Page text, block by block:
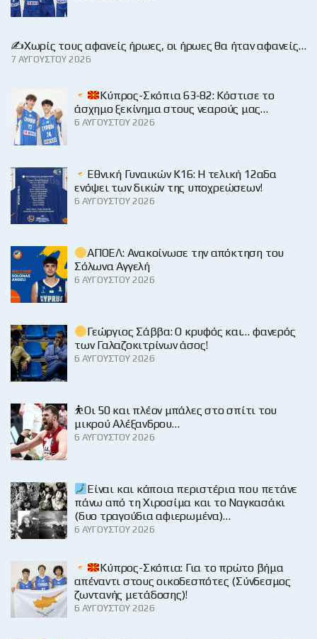
✍️Χωρίς τους αφανείς ήρωες, οι ήρωες θα ήταν αφανείς…
7 ΑΥΓΟΎΣΤΟΥ 2026
Κύπρος-Σκόπια 63-82: Κόστισε το
άσχημο ξεκίνημα στους νεαρούς μας…
6 ΑΥΓΟΎΣΤΟΥ 2026
Εθνική Γυναικών Κ16: Η τελική 12αδα
ενόψει των δικών της υποχρεώσεων!
6 ΑΥΓΟΎΣΤΟΥ 2026
ΑΠΟΕΛ: Ανακοίνωσε την απόκτηση του
Σόλωνα Αγγελή
6 ΑΥΓΟΎΣΤΟΥ 2026
Γεώργιος Σάββα: Ο κρυφός και… φανερός
των Γαλαζοκιτρίνων άσος!
6 ΑΥΓΟΎΣΤΟΥ 2026
⛹️Οι 50 και πλέον μπάλες στο σπίτι του
μικρού Αλέξανδρου…
6 ΑΥΓΟΎΣΤΟΥ 2026
Είναι και κάποια περιστέρια που πετάνε
πάνω από τη Χιροσίμα και το Ναγκασάκι
(δυο τραγούδια αφιερωμένα)…
6 ΑΥΓΟΎΣΤΟΥ 2026
Κύπρος-Σκόπια: Για το πρώτο βήμα
απέναντι στους οικοδεσπότες (Σύνδεσμος
ζωντανής μετάδοσης)!
6 ΑΥΓΟΎΣΤΟΥ 2026